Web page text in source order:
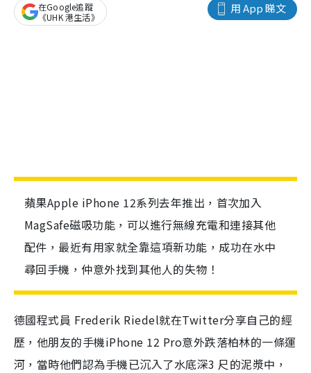
用 App 睇文
在Google追蹤
《UHK 港生活》
蘋果Apple iPhone 12系列去年推出，首次加入
MagSafe磁吸功能，可以進行無線充電和連接其他
配件，最近有用家就全靠這項新功能，成功在水中
尋回手機，仲意外找到其他人的失物！
德國程式員 Frederik Riedel就在Twitter分享自己的經
歷，他朋友的手機iPhone 12 Pro意外跌落柏林的一條運
河，當時他們認為手機已沉入了水底深3 尺的泥漿中 ，